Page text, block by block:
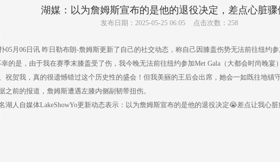
湖媒：以为詹姆斯宣布的是他的退役决定，差点心脏骤
发布日期：2025-05-25 06:05 点击次数：258
05月06日讯 昨日勒布朗-詹姆斯更新了自己的社交动态，称自己因膝盖伤势无法前往纽约参
幸的是，由于我在赛季末膝盖受了伤，我今晚无法前往纽约参加Met Gala（大都会时尚晚宴
祝贺我，真的很遗憾错过这个历史性的盛会！但我美丽的王后会出席，她会一如既往地镇
之前的报道，詹姆斯遭遇左膝内侧副韧带扭伤。
湖人自媒体LakeShowYo更新动态表示：以为詹姆斯宣布的是他的退役决定😭差点让我心